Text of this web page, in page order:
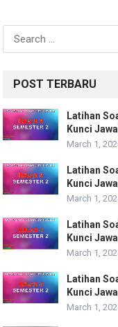
Search
for:
POST TERBARU
Latihan
Kunci
March 1,
Latihan
Kunci
March 1,
Latihan
Kunci
March 1,
Latihan
Kunci
March 1,